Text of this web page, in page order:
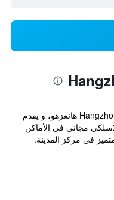
يقع هذا الفندق المتطور في Hangzhou City Centre هانغزهو، و يقدم
مجاني في الأماكن
في مركز المدينة.